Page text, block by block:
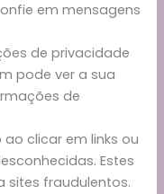
em mensagens
de privacidade
pode ver a sua
de
clicar em links ou
Estes
sites fraudulentos.